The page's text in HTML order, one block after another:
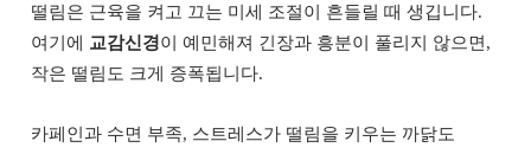
떨림은 근육을 켜고 끄는 미세 조절이 흔들릴 때 생깁니다.
여기에
교감신경이 예민해져 긴장과 흥분이 풀리지 않으면,
작은 떨림도 크게 증폭됩니다.
카페인과 수면 부족, 스트레스가 떨림을 키우는 까닭도